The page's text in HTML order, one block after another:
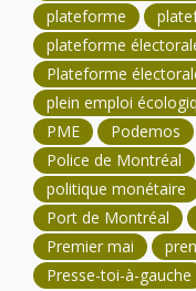
plateforme
plateforme
Plateforme
plein emploi
PME
Podemos
Police de Montréal
politique monétaire
Port de Montréal
Premier mai
Presse-toi-à-gauche